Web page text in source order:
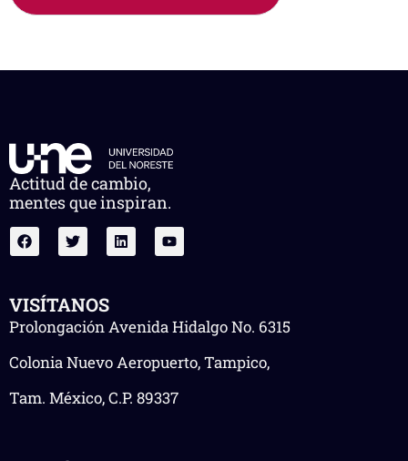
Actitud de cambio,
mentes que inspiran.
VISÍTANOS
Prolongación Avenida Hidalgo No. 6315
Colonia Nuevo Aeropuerto, Tampico,
Tam. México, C.P. 89337